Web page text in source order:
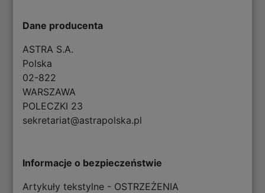
Dane producenta
ASTRA S.A.
Polska
02-822
WARSZAWA
POLECZKI 23
sekretariat@astrapolska.pl
Informacje o bezpieczeństwie
Artykuły tekstylne - OSTRZEŻENIA